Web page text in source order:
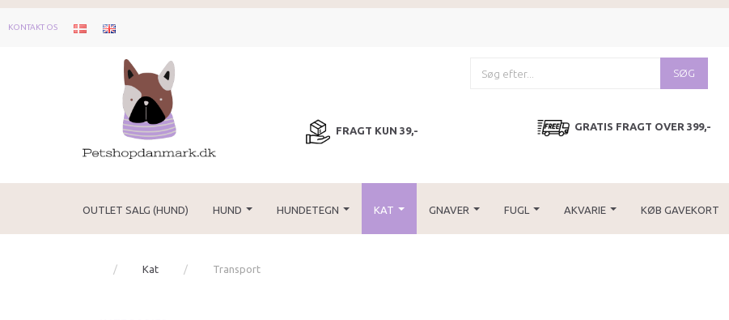
KONTAKT OS
SØG
FRAGT KUN 39,- GRATIS FRAGT OVER 399,-
OUTLET SALG (HUND) HUND HUNDETEGN KAT GNAVER FUGL AKVARIE KØB GAVEKORT
Kat Transport